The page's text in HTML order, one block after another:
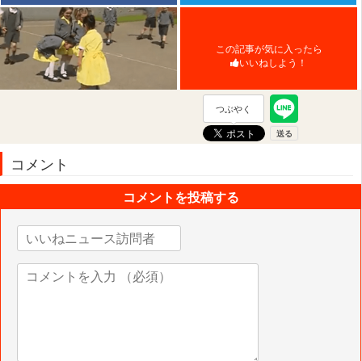
この記事が気に入ったら
いいねしよう！
つぶやく
コメント
コメントを投稿する